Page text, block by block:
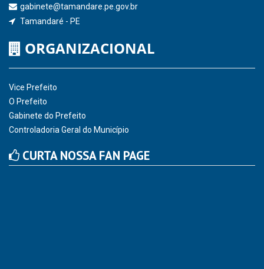
gabinete@tamandare.pe.gov.br
Tamandaré - PE
ORGANIZACIONAL
Vice Prefeito
O Prefeito
Gabinete do Prefeito
Controladoria Geral do Município
CURTA NOSSA FAN PAGE